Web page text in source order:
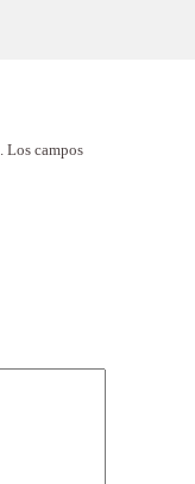
Los campos